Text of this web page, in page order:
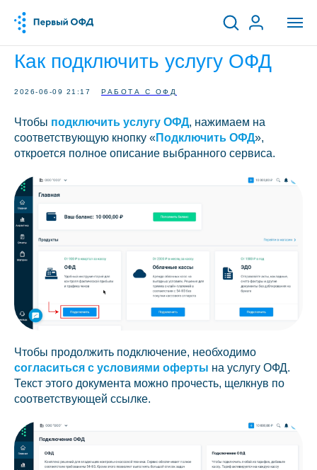
Как подключить услугу ОФД
2026-06-09 21:17 РАБОТА С ОФД
Чтобы подключить услугу ОФД, нажимаем на
соответствующую кнопку «Подключить ОФД»,
откроется полное описание выбранного сервиса.
Чтобы продолжить подключение, необходимо
согласиться с условиями оферты на услугу ОФД.
Текст этого документа можно прочесть, щелкнув по
соответствующей ссылке.